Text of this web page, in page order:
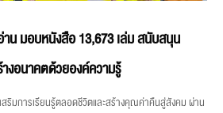
น มอบหนังสือ 13,673 เล่ม สนับสนุน
างอนาคตด้วยองค์ความรู้
ริมการเรียนรู้ตลอดชีวิตและสร้างคุณค่าคืนสู่สังคม ผ่าน